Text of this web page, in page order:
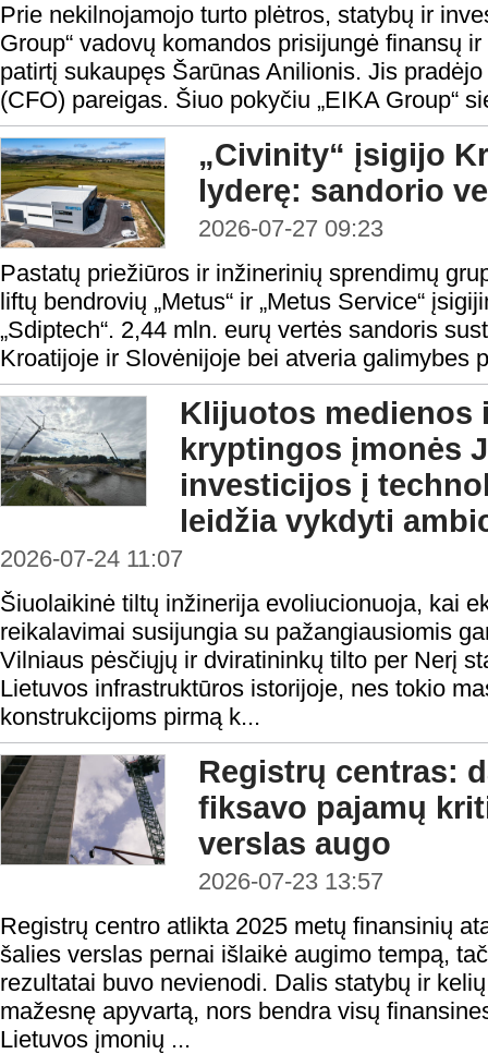
Prie nekilnojamojo turto plėtros, statybų ir
Group“ vadovų komandos prisijungė finansų
patirtį sukaupęs Šarūnas Anilionis. Jis
(CFO) pareigas. Šiuo pokyčiu „EIKA Group“
„Civinity“ įsigijo
lyderę: sandorio
2026-07-27 09:23
Pastatų priežiūros ir inžinerinių sprendimų
liftų bendrovių „Metus“ ir „Metus Service“
„Sdiptech“. 2,44 mln. eurų vertės sandoris
Kroatijoje ir Slovėnijoje bei atveria galimybes
Klijuotos medienos
kryptingos įmonės
investicijos į
leidžia vykdyti
2026-07-24 11:07
Šiuolaikinė tiltų inžinerija evoliucionuoja, kai
reikalavimai susijungia su pažangiausiomis
Vilniaus pėsčiųjų ir dviratininkų tilto per Nerį
Lietuvos infrastruktūros istorijoje, nes tokio
konstrukcijoms pirmą k...
Registrų centras:
fiksavo pajamų
verslas augo
2026-07-23 13:57
Registrų centro atlikta 2025 metų finansinių
šalies verslas pernai išlaikė augimo tempą,
rezultatai buvo nevienodi. Dalis statybų ir
mažesnę apyvartą, nors bendra visų
Lietuvos įmonių ...